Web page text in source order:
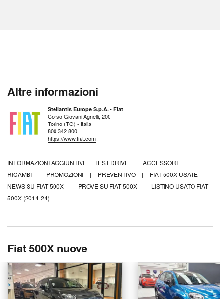
Altre informazioni
Stellantis Europe S.p.A. - Fiat
Corso Giovani Agnelli, 200
Torino (TO) - Italia
800 342 800
https://www.fiat.com
INFORMAZIONI AGGIUNTIVE TEST DRIVE | ACCESSORI
|
RICAMBI
| PROMOZIONI | PREVENTIVO | FIAT 500X USATE
|
NEWS SU FIAT 500X
| PROVE SU FIAT 500X |
LISTINO USATO FIAT
500X (2014-24)
Fiat 500X nuove